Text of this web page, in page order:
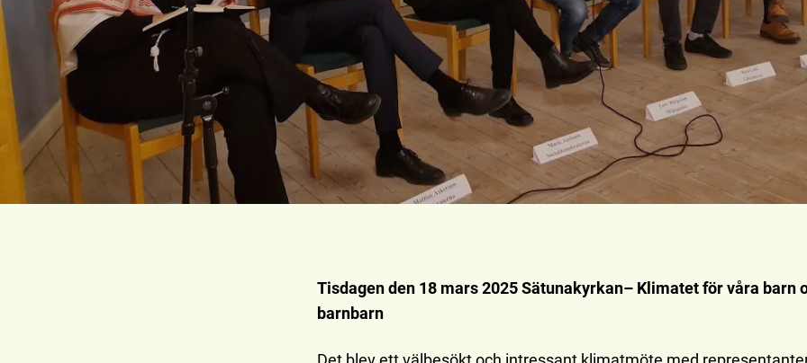
Tisdagen den 18 mars 2025 Sätunakyrkan– Klimatet för våra barn
barnbarn